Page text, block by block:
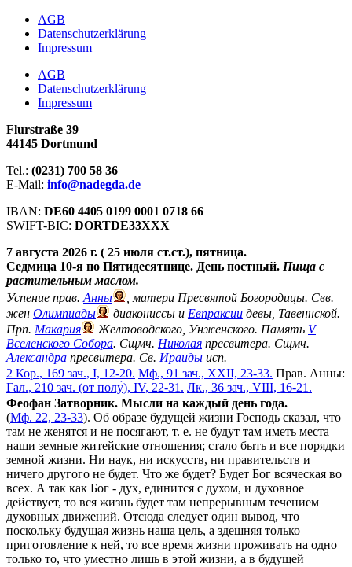
АGB
Datenschutzerklärung
Impressum
АGB
Datenschutzerklärung
Impressum
Flurstraße 39
44145 Dortmund
Tel.: (0231) 700 58 36
E-Mail: info@nadegda.de
IBAN: DE60 4405 0199 0001 0718 66
SWIFT-BIC: DORTDE33XXX
7 августа 2026 г. ( 25 июля ст.ст.), пятница.
Седмица 10-я по Пятидесятнице. День постный. Пища с
растительным маслом.
Успение прав. Анны
, матери Пресвятой Богородицы. Свв.
жен Олимпиады диакониссы и Евпраксии девы, Тавеннской.
Прп. Макария Желтоводского, Унженского. Память V
Вселенского Собора. Сщмч. Николая пресвитера. Сщмч.
Александра пресвитера. Св. Ираиды исп.
2 Кор., 169 зач., I, 12-20. Мф., 91 зач., XXII, 23-33. Прав. Анны:
Гал., 210 зач. (от полу́), IV, 22-31. Лк., 36 зач., VIII, 16-21.
Феофан Затворник. Мысли на каждый день года.
(Мф. 22, 23-33). Об образе будущей жизни Господь сказал, что
там не женятся и не посягают, т. е. не будут там иметь места
наши земные житейские отношения; стало быть и все порядки
земной жизни. Ни наук, ни искусств, ни правительств и
ничего другого не будет. Что же будет? Будет Бог всяческая во
всех. А так как Бог - дух, единится с духом, и духовное
действует, то вся жизнь будет там непрерывным течением
духовных движений. Отсюда следует один вывод, что
поскольку будущая жизнь наша цель, а здешняя только
приготовление к ней, то все время жизни проживать на одно
только то, что уместно лишь в этой жизни, а в будущей